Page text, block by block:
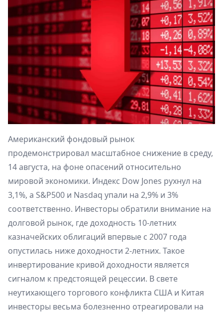
Американский фондовый рынок
продемонстрировал масштабное снижение в среду,
14 августа, на фоне опасений относительно
мировой экономики. Индекс Dow Jones рухнул на
3,1%, а S&P500 и Nasdaq упали на 2,9% и 3%
соответственно. Инвесторы обратили внимание на
долговой рынок, где доходность 10-летних
казначейских облигаций впервые с 2007 года
опустилась ниже доходности 2-летних. Такое
инвертирование кривой доходности является
сигналом к предстоящей рецессии. В свете
неутихающего торгового конфликта США и Китая
инвесторы весьма болезненно отреагировали на